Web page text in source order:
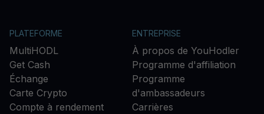
PLATEFORME
MultiHODL
Get Cash
Échange
Carte Crypto
Compte à rendement
ENTREPRISE
À propos de YouHodler
Programme d'affiliation
Programme
d'ambassadeurs
Carrières